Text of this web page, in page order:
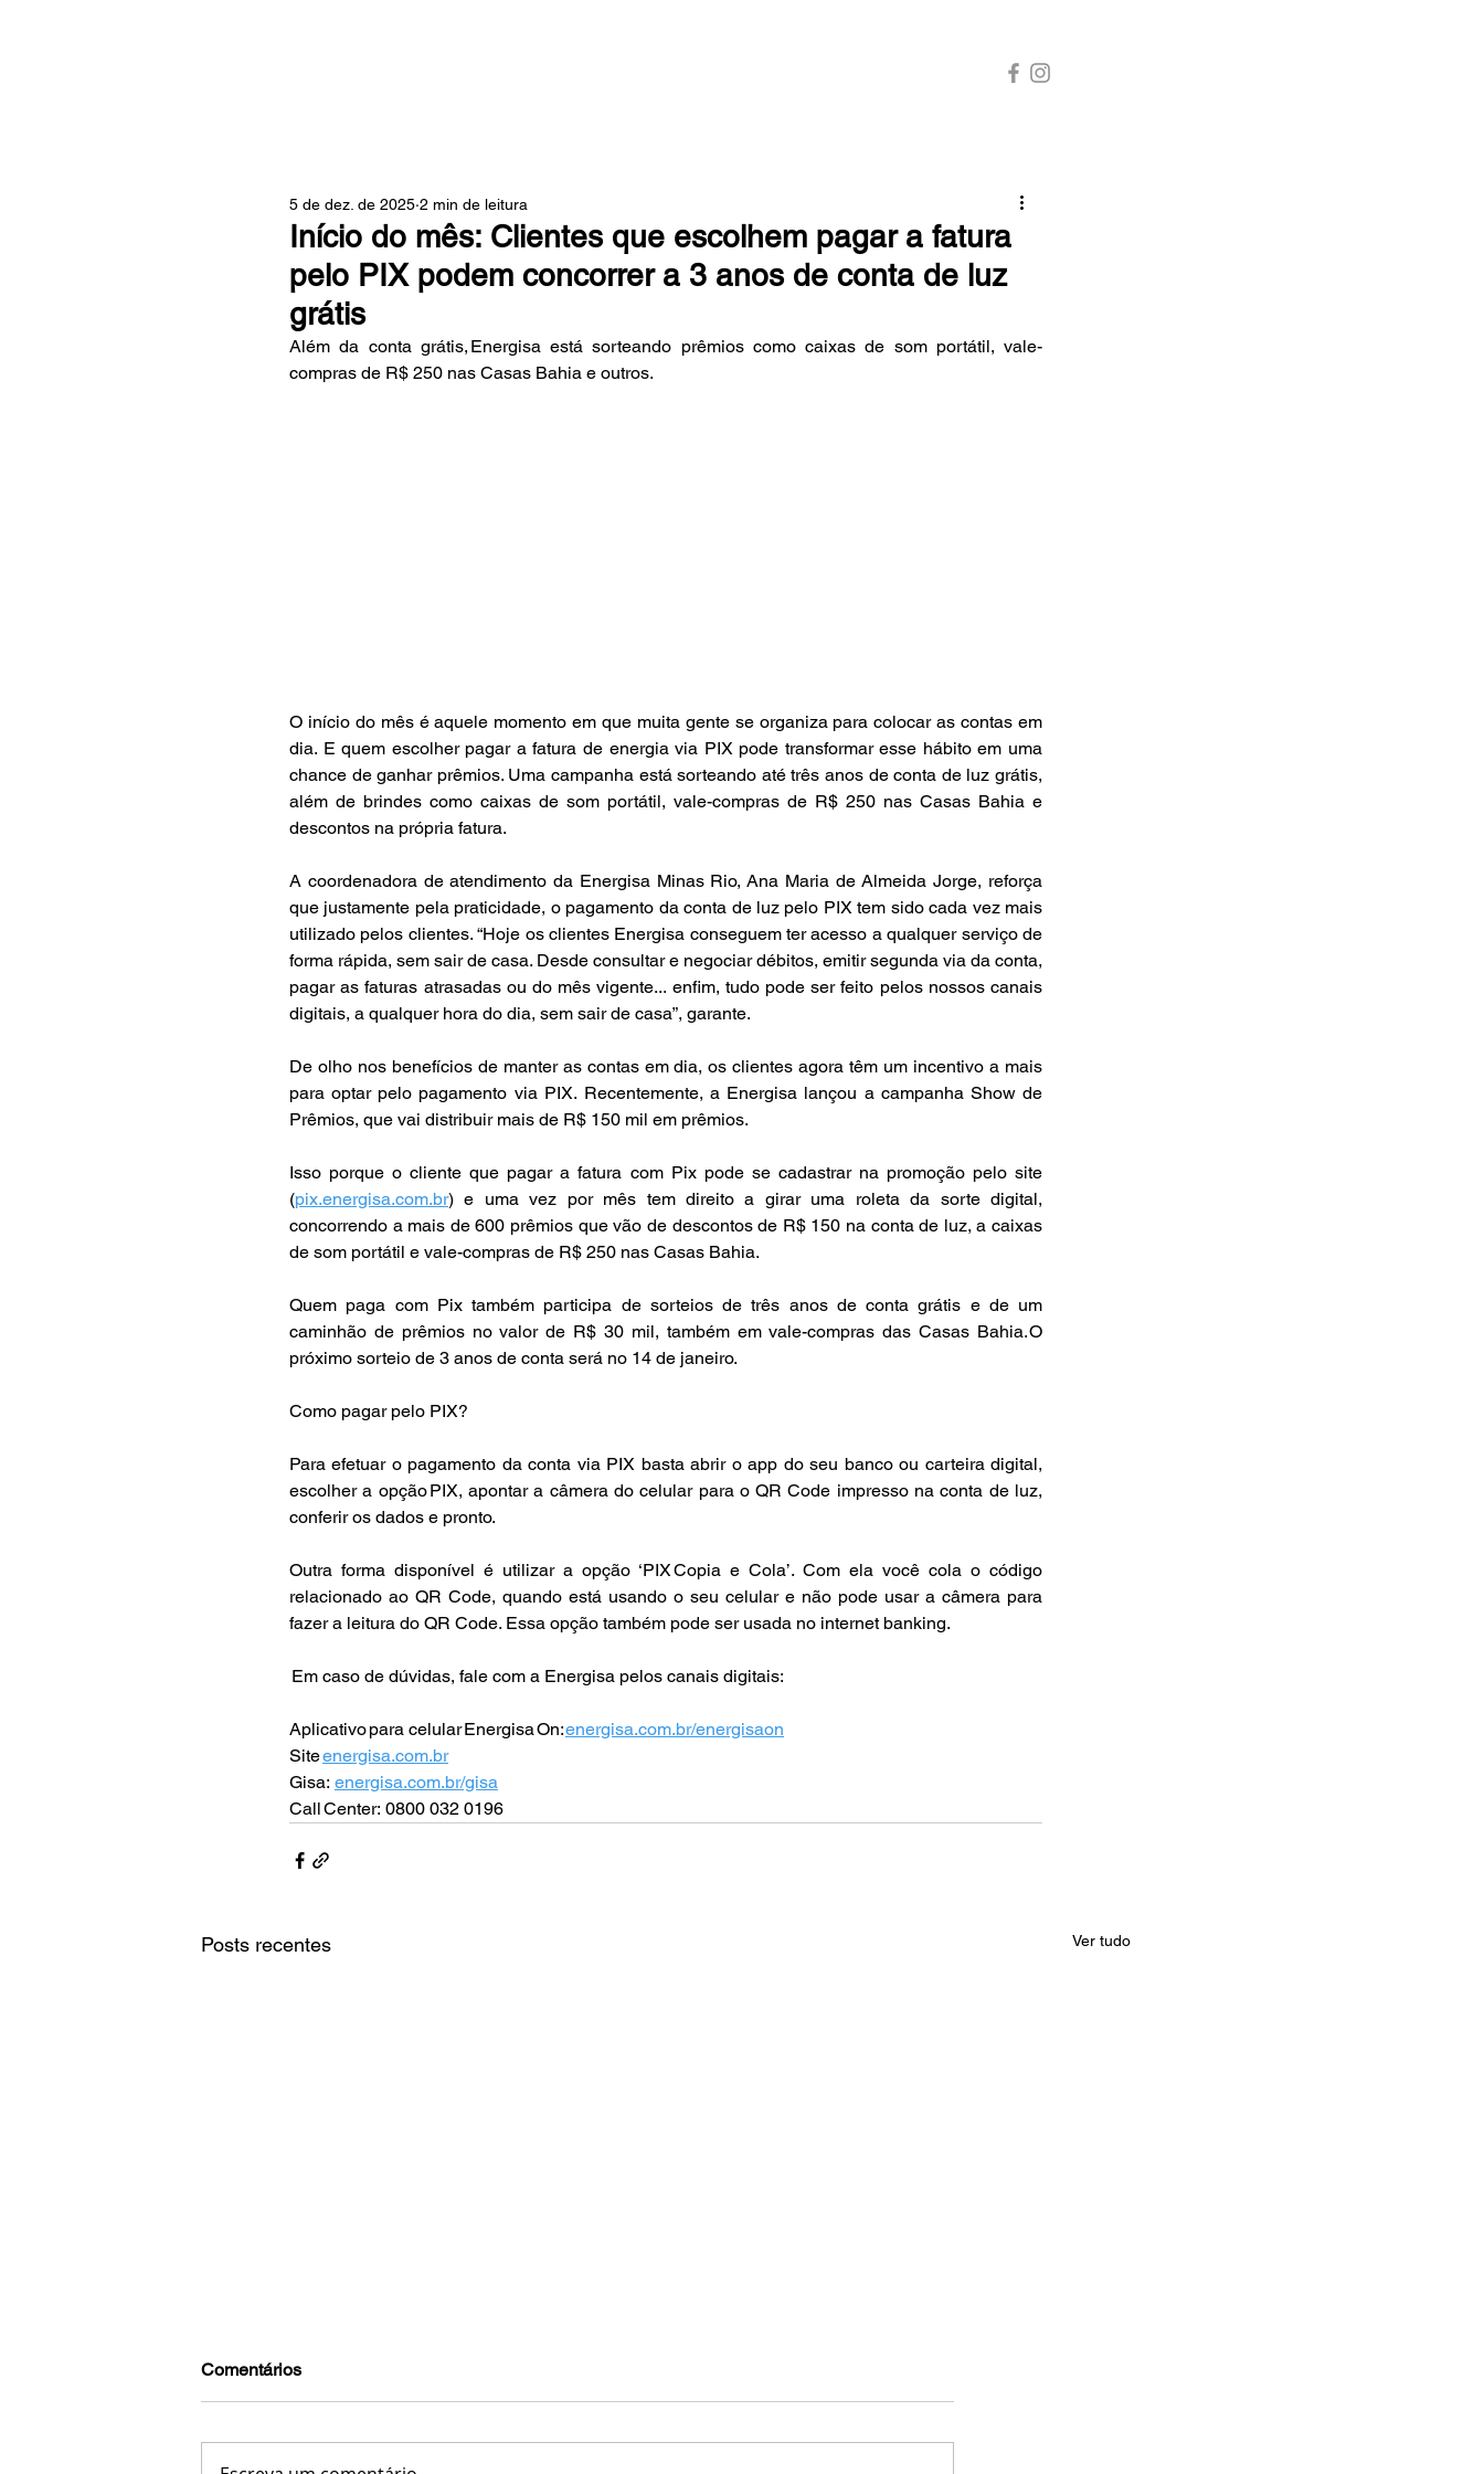
Início do mês: Clientes que escolhem pagar a fatura
pelo PIX podem concorrer a 3 anos de conta de luz
grátis
5 de dez. de 2025 2 min de leitura
Além da conta grátis, Energisa está sorteando prêmios como caixas de som portátil, vale-
compras de R$ 250 nas Casas Bahia e outros.
O início do mês é aquele momento em que muita gente se organiza para colocar as contas em
dia. E quem escolher pagar a fatura de energia via PIX pode transformar esse hábito em uma
chance de ganhar prêmios. Uma campanha está sorteando até três anos de conta de luz grátis,
além de brindes como caixas de som portátil, vale-compras de R$ 250 nas Casas Bahia e
descontos na própria fatura.
A coordenadora de atendimento da Energisa Minas Rio, Ana Maria de Almeida Jorge, reforça
que justamente pela praticidade, o pagamento da conta de luz pelo PIX tem sido cada vez mais
utilizado pelos clientes. “Hoje os clientes Energisa conseguem ter acesso a qualquer serviço de
forma rápida, sem sair de casa. Desde consultar e negociar débitos, emitir segunda via da conta,
pagar as faturas atrasadas ou do mês vigente... enfim, tudo pode ser feito pelos nossos canais
digitais, a qualquer hora do dia, sem sair de casa”, garante.
De olho nos benefícios de manter as contas em dia, os clientes agora têm um incentivo a mais
para optar pelo pagamento via PIX. Recentemente, a Energisa lançou a campanha Show de
Prêmios, que vai distribuir mais de R$ 150 mil em prêmios.
Isso porque o cliente que pagar a fatura com Pix pode se cadastrar na promoção pelo site
(pix.energisa.com.br) e uma vez por mês tem direito a girar uma roleta da sorte digital,
concorrendo a mais de 600 prêmios que vão de descontos de R$ 150 na conta de luz, a caixas
de som portátil e vale-compras de R$ 250 nas Casas Bahia.
Quem paga com Pix também participa de sorteios de três anos de conta grátis e de um
caminhão de prêmios no valor de R$ 30 mil, também em vale-compras das Casas Bahia. O
próximo sorteio de 3 anos de conta será no 14 de janeiro.
Como pagar pelo PIX?
Para efetuar o pagamento da conta via PIX basta abrir o app do seu banco ou carteira digital,
escolher a opção PIX, apontar a câmera do celular para o QR Code impresso na conta de luz,
conferir os dados e pronto.
Outra forma disponível é utilizar a opção ‘PIX Copia e Cola’. Com ela você cola o código
relacionado ao QR Code, quando está usando o seu celular e não pode usar a câmera para
fazer a leitura do QR Code. Essa opção também pode ser usada no internet banking.
Em caso de dúvidas, fale com a Energisa pelos canais digitais:
Aplicativo para celular Energisa On: energisa.com.br/energisaon
Site energisa.com.br
Gisa: energisa.com.br/gisa
Call Center: 0800 032 0196
Posts recentes Ver tudo
Comentários